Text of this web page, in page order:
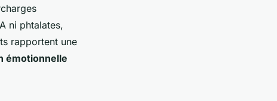
ni phtalates,
rapportent une
émotionnelle